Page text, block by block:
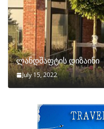
ლანდშაფტის დიზაინი
July 15, 2022